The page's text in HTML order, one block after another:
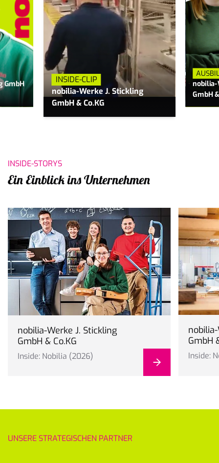
GmbH
INSIDE-CLIP
nobilia-Werke J. Stickling
GmbH & Co.KG
nobilia-
GmbH
INSIDE-STORYS
Ein Einblick ins Unternehmen
nobilia-Werke J. Stickling
GmbH & Co.KG
Inside: Nobilia (2026)
GmbH
Inside:
UNSERE STRATEGISCHEN PARTNER